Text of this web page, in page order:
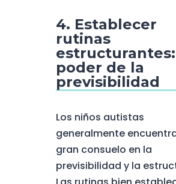
4. Establecer
rutinas
estructurantes:
poder de la
previsibilidad
Los niños autistas
generalmente
gran consuelo en la
previsibilidad y la